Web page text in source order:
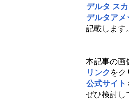
デルタ ス
デルタアメ
記載します
本記事の画
リンク をク
公式サイト
ぜひ検討し